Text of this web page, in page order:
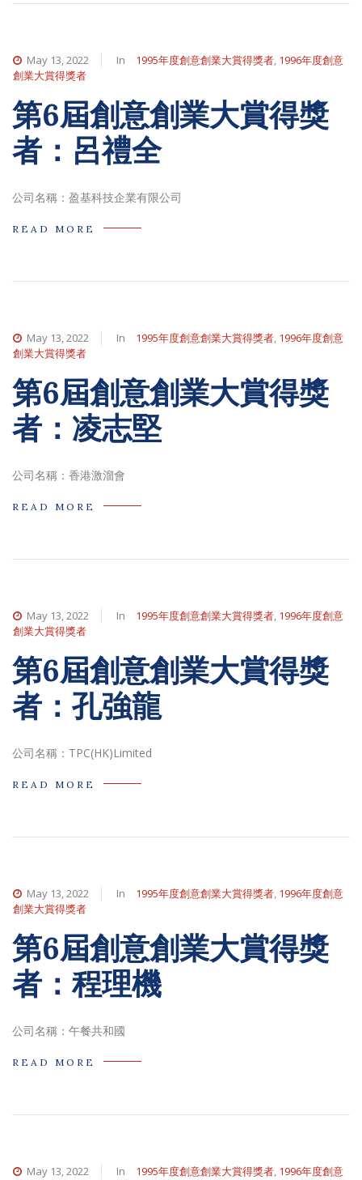
May 13, 2022 In 1995年度創意創業大賞得獎者, 1996年度創意
創業大賞得獎者
第6屆創意創業大賞得獎
者：呂禮全
公司名稱：盈基科技企業有限公司
READ MORE
May 13, 2022 In 1995年度創意創業大賞得獎者, 1996年度創意
創業大賞得獎者
第6屆創意創業大賞得獎
者：凌志堅
公司名稱：香港激溜會
READ MORE
May 13, 2022 In 1995年度創意創業大賞得獎者, 1996年度創意
創業大賞得獎者
第6屆創意創業大賞得獎
者：孔強龍
公司名稱：TPC(HK)Limited
READ MORE
May 13, 2022 In 1995年度創意創業大賞得獎者, 1996年度創意
創業大賞得獎者
第6屆創意創業大賞得獎
者：程理機
公司名稱：午餐共和國
READ MORE
May 13, 2022 In 1995年度創意創業大賞得獎者, 1996年度創意